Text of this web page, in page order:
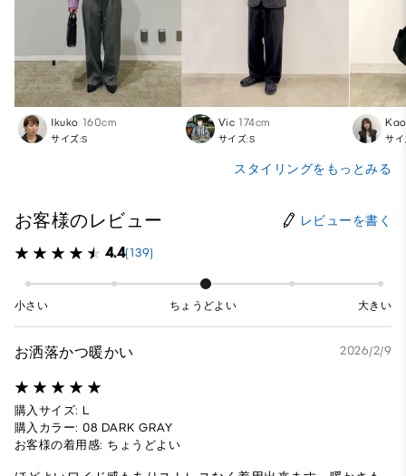
Ikuko 160cm
サイズ:S
Vic 174cm
サイズ:S サイ
スタイリングをもっとみる
お客様のレビュー レビューを書く
4.4(139)
小さい ちょうどよい 大きい
お洒落かつ暖かい 2026/2/9
購入サイズ: L
購入カラー: 08 DARK GRAY
お客様の着用感: ちょうどよい